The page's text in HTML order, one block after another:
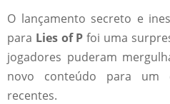
O lançamento secreto e
para Lies of P foi uma
jogadores puderam
novo conteúdo para um
recentes.